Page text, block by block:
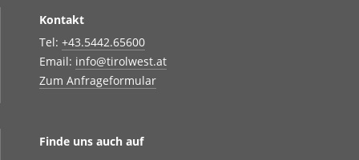
Kontakt
Tel: +43.5442.65600
Email: info@tirolwest.at
Zum Anfrageformular
Finde uns auch auf